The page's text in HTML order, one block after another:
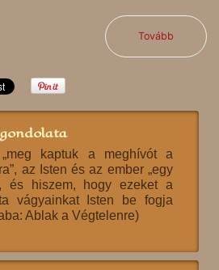
Tovább
„meg kaptuk a meghívót a
az Isten és az ember „egy
és hiszem, hogy ezeket a
vágyainkat Isten be fogja
Ablak a Végtelenre)